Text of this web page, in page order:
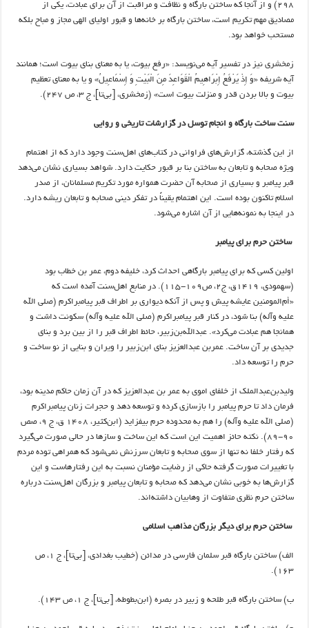
۲۹۸) و از آنجا که ساختن بارگاه و نظافت و مراقبت از آن برای عبادت، یکی از
مصادیق مهم تکریم است، ساختن بارگاه بر خانه‌ها و قبور اولیای الهی مجاز و مباح بلکه
مستحب خواهد بود.
زمخشری نیز در تفسیر آیه می‌نویسد: «رفع بیوت، یا به معنای بنای بیوت است؛ همانند
آیه شریفه «وَ إِذْ یَرْفَعُ إِبْرَاهِیمُ الْقَوَاعِدَ مِنَ الْبَیْتِ وَ إِسْمَاعِیلُ» و یا به معنای تعظیم
بیوت و بالا بردن قدر و منزلت بیوت است» (زمخشری، [بی‌تا]، ج ۳، ص ۲۴۷).
سنت ساخت بارگاه و انجام توسل در گزارشات تاریخی و روایی
از این گذشته، گزارش‌های فراوانی در کتاب‌های اهل‌سنت وجود دارد که از اهتمام
ویژه صحابه و تابعان به ساختن بنا بر قبور حکایت دارد. شواهد بسیاری نشان می‌دهد
قبر پیامبر و بسیاری از صحابه آن حضرت همواره مورد تکریم مسلمانان، از صدر
اسلام تاکنون بوده است. این اهتمام یقیناً در تفکر دینی صحابه و تابعان ریشه دارد.
در اینجا به نمونه‌هایی از آن اشاره می‌شود.
ساختن حرم برای پیامبر
اولین کسی که برای پیامبر بارگاهی احداث کرد، خلیفه دوم، عمر بن خطاب بود
(سهمودی، ۱۴۱۹ق، ج۲، ص۱۰۹-۱۱۵). در منابع اهل‌سنت آمده است که
«أم‌المومنین عایشه پیش و پس از آنکه دیواری بر اطراف قبر پیامبراکرم (صلی الله
علیه وآله) بنا شود، در کنار قبر پیامبراکرم (صلی الله علیه وآله) سکونت داشت و
همانجا هم عبادت می‌کرد». عبدالله‌بن‌زبیر، حائط اطراف قبر را از بین برد و بنای
جدیدی بر آن ساخت. عمر‌بن عبدالعزیز بنای ابن‌زبیر را ویران و بنایی از نو ساخت و
حرم را توسعه داد.
ولیدبن‌عبدالملک از خلفای اموی به عمر بن‌ عبدالعزیز که در آن زمان حاکم مدینه بود،
فرمان داد تا حرم پیامبر را بازسازی کرده و توسعه دهد و حجرات زنان پیامبراکرم
(صلی الله علیه وآله) را هم به محدوده حرم بیفزاید (ابن‌کثیر، ۱۴۰۸ ق، ج ۹، صص
۹۰-۸۹). نکته حائز اهمیت این است که این ساخت و ساز‌ها در حالی صورت می‌گیرد
که رفتار خلفا نه تنها از سوی صحابه و تابعان سرزنش نمی‌شود که همراهی توده مردم
با تغییرات صورت گرفته حاکی از رضایت مؤمنان نسبت به این رفتارهاست و این
گزارش‌ها به خوبی نشان می‌دهد که صحابه و تابعان پیامبر و بزرگان اهل‌سنت درباره
ساختن حرم نظری متفاوت از وهابیان داشته‌اند.
ساختن حرم برای دیگر بزرگان مذاهب اسلامی
الف) ساختن بارگاه قبر سلمان فارسی در مدائن (خطیب بغدادی، [بی‌تا]، ج ۱، ص
۱۶۳).
ب) ساختن بارگاه قبر طلحه و زبیر در بصره (ابن‌بطوطه، [بی‌تا]، ج ۱، ص ۱۴۳).